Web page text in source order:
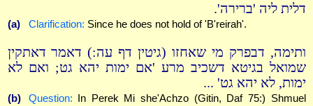
דלית ליה 'ברירה'.
(a) Clarification: Since he does not hold of 'B'reirah'.
ותימה, דבפרק מי שאחזו (גיטין דף עה:) דאמר דאתקין
שמואל בגיטא דשכיב מרע 'אם ימות יהא גט; ואם לא
ימות, לא יהא גט' ...
(b) Question: In Perek Mi she'Achzo (Gitin, Daf 75:) Shmuel